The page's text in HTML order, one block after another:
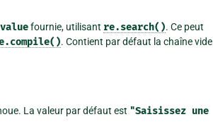
valuefournie, utilisant re.search(). Ce peut
. Contient par défaut la chaîne vide
La valeur par défaut est "Saisissez une